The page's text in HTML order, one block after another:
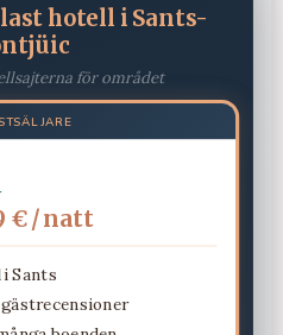
hotell i Sants-
för området
€ / natt
Sants